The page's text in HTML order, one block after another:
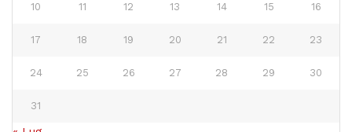
10 11 12 13 14 15 16
17 18 19 20 21 22 23
24 25 26 27 28 29 30
31